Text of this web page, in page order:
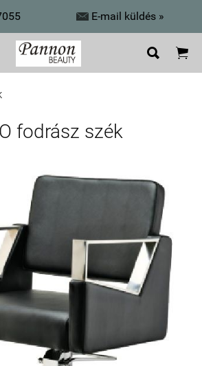
 E-mail küldés »
 
fodrász szék